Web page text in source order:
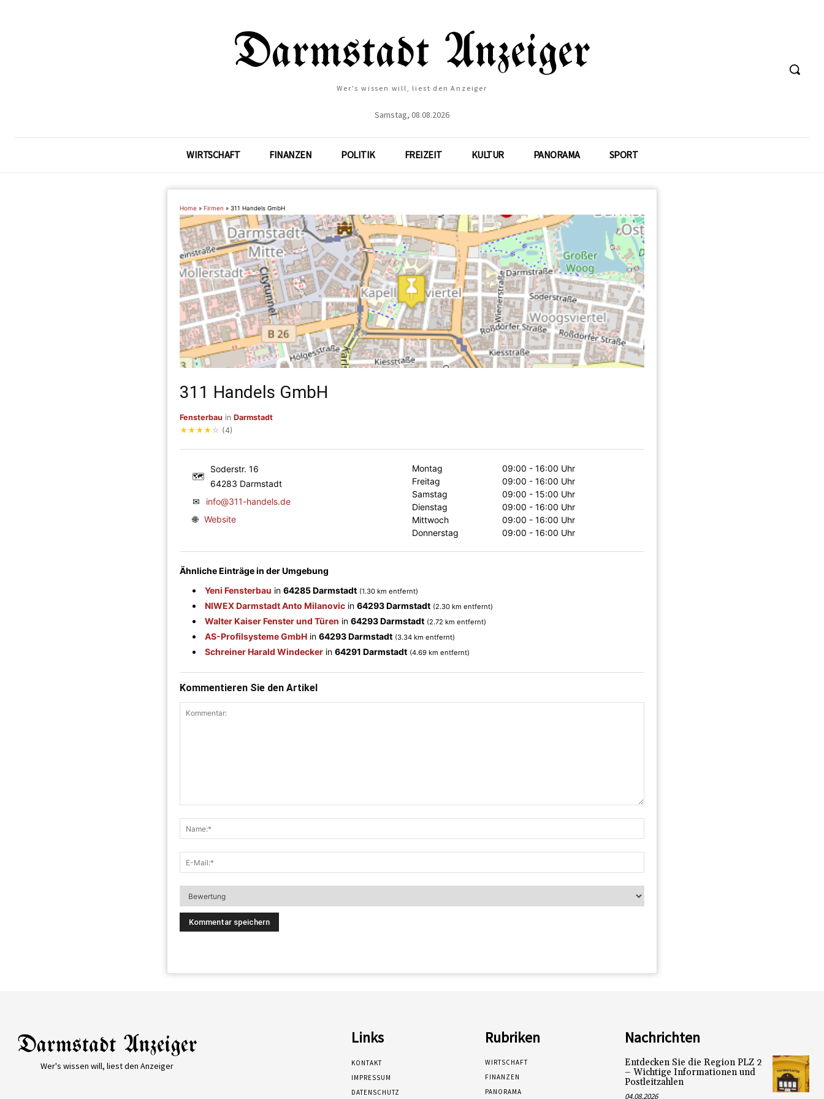
Wer's wissen will, liest den Anzeiger
Samstag, 08.08.2026
WIRTSCHAFT FINANZEN POLITIK FREIZEIT KULTUR PANORAMA SPORT
Home » Firmen » 311 Handels GmbH
311 Handels GmbH
Fensterbau in Darmstadt
★★★★ ☆ (4)
🗺
Soderstr. 16
64283 Darmstadt
✉
info@311-handels.de
🌐 Website
Montag
09:00 - 16:00 Uhr
Freitag
09:00 - 16:00 Uhr
Samstag
09:00 - 15:00 Uhr
Dienstag
09:00 - 16:00 Uhr
Mittwoch
09:00 - 16:00 Uhr
Donnerstag
09:00 - 16:00 Uhr
Ähnliche Einträge in der Umgebung
Yeni Fensterbau in 64285 Darmstadt (1.30 km entfernt)
NIWEX Darmstadt Anto Milanovic in 64293 Darmstadt (2.30 km entfernt)
Walter Kaiser Fenster und Türen in 64293 Darmstadt (2.72 km entfernt)
AS-Profilsysteme GmbH in 64293 Darmstadt (3.34 km entfernt)
Schreiner Harald Windecker in 64291 Darmstadt (4.69 km entfernt)
Kommentieren Sie den Artikel
Wer's wissen will, liest den Anzeiger
Links
KONTAKT
IMPRESSUM
DATENSCHUTZ
Rubriken
WIRTSCHAFT
FINANZEN
PANORAMA
Nachrichten
Entdecken Sie die Region PLZ 2
– Wichtige Informationen und
Postleitzahlen
04.08.2026